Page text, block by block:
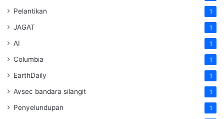
Pelantikan 1
JAGAT 1
AI 1
Columbia 1
EarthDaily 1
Avsec bandara silangit 1
Penyelundupan 1